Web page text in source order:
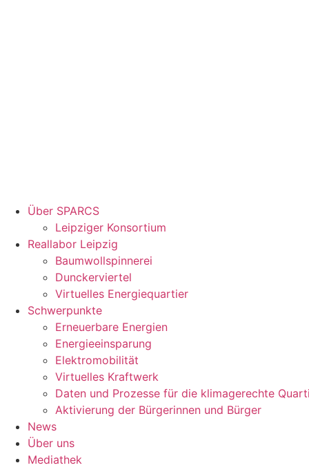
Über SPARCS
Leipziger Konsortium
Reallabor Leipzig
Baumwollspinnerei
Dunckerviertel
Virtuelles Energiequartier
Schwerpunkte
Erneuerbare Energien
Energieeinsparung
Elektromobilität
Virtuelles Kraftwerk
Daten und Prozesse für die klimagerechte
Aktivierung der Bürgerinnen und Bürger
News
Über uns
Mediathek